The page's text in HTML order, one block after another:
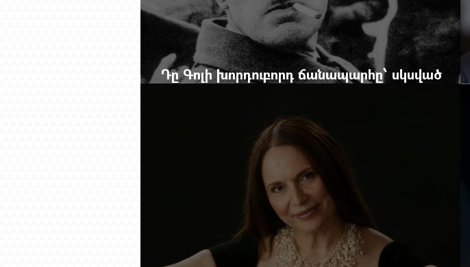
Դը Գոլի խորդուբորդ ճանապարհը՝ սկսված